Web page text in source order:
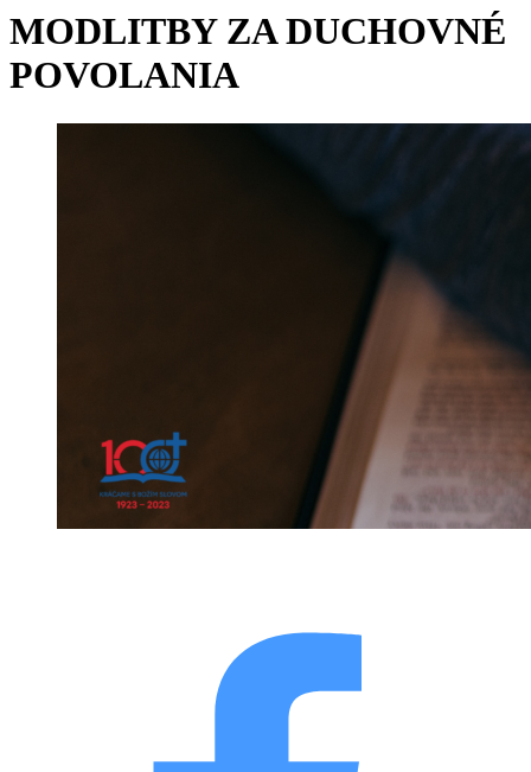
MODLITBY ZA DUCHOVNÉ
POVOLANIA